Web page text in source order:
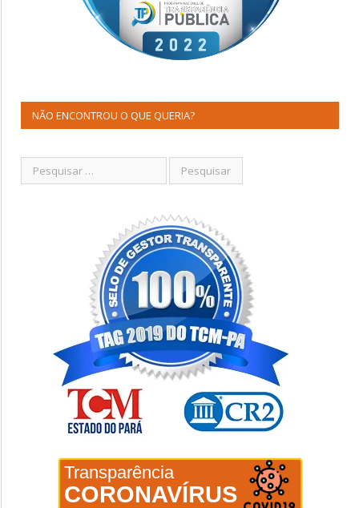
NÃO ENCONTROU O QUE QUERIA?
Transparência
CORONAVÍRUS